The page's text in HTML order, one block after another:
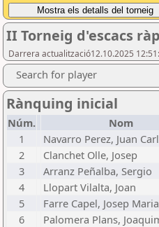
II Torneig d'escacs
Darrera actualització12.10.2025
Search for player
Rànquing inicial
Núm. Nom
1
Navarro Perez, Juan
2
Clanchet Olle, Josep
3
Arranz Peñalba, Sergio
4
Llopart Vilalta, Joan
5
Farre Capel, Josep Maria
6
Palomera Plans,